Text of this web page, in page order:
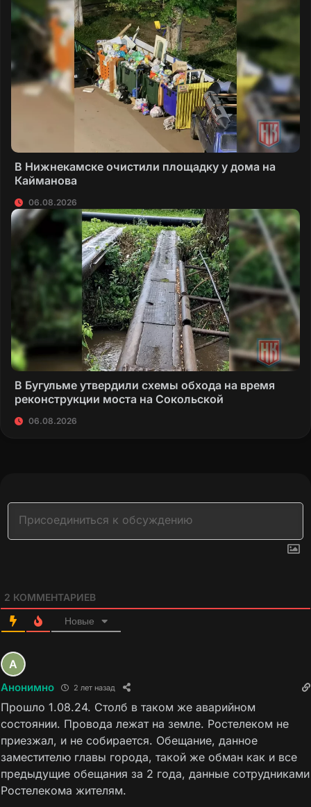
В Нижнекамске очистили площадку у дома на
Кайманова
06.08.2026
В Бугульме утвердили схемы обхода на время
реконструкции моста на Сокольской
06.08.2026
2 КОММЕНТАРИЕВ
Новые
Анонимно 2 лет назад
Прошло 1.08.24. Столб в таком же аварийном
состоянии. Провода лежат на земле. Ростелеком не
приезжал, и не собирается. Обещание, данное
заместителю главы города, такой же обман как и все
предыдущие обещания за 2 года, данные сотрудниками
Ростелекома жителям.